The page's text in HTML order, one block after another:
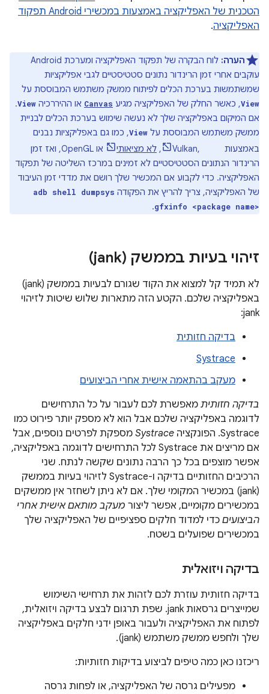
הטכנית של האפליקציה באמצעות במכשירי Android תפקוד
האפליקציה.
הערה:
לוח הבקרה של תפקוד האפליקציה ומערכת Android
עוקבים אחרי זמן הרינדור נתונים סטטיסטיים לגבי אפליקציות
שמשתמשות בערכת הכלים לפיתוח ממשק משתמש המבוססת על
View, כאשר החלק של האפליקציה מגיע Canvas או ההיררכיה View
.
אם המיקום באפליקציה שלך לא נעשה שימוש בערכת הכלים לבניית
ממשק משתמש המבוססת על View, כמו גם באפליקציות נבנים
באמצעות Vulkan,
, לא מציאותי
או OpenGL, ואז זמן
הרינדור הנתונים הסטטיסטיים לא זמינים במרכז השליטה של תפקוד
האפליקציה. כדי לקבוע אם המכשיר שלך רושם את מדדי זמן העיבוד
של האפליקציה, צריך להריץ את הפקודה adb shell dumpsys
gfxinfo <package name>
.
זיהוי בעיות בממשק (jank)
לא תמיד קל למצוא את הקוד שגורם לבעיות בממשק (jank)
באפליקציה שלכם. הקטע הזה מתארות שלוש שיטות לזיהוי
jank:
בדיקה חזותית
Systrace
מעקב בהתאמה אישית אחרי הביצועים
בדיקה חזותית מאפשרת לכם לעבור על כל התרחישים
לדוגמה באפליקציה שלכם אבל הוא לא מספק יותר פירוט כמו
Systrace. הפונקציה
Systrace מספקת לפרטים נוספים, אבל
אם מריצים את Systrace לכל התרחישים לדוגמה באפליקציה,
אפשר מוצפים בכל כך הרבה נתונים שקשה לנתח. שני
הרכיבים החזותיים בדיקה ו-Systrace לזיהוי בעיות בממשק
(jank) במכשיר המקומי שלך. אם לא ניתן לשחזר אין ממשקים
במכשירים מקומיים, אפשר ליצור מעקב מותאם אישית אחרי
הביצועים כדי למדוד חלקים ספציפיים של האפליקציה שלך
במכשירים שפועלים בשטח.
בדיקה ויזואלית
בדיקה חזותית עוזרת לכם לזהות את תרחישי השימוש
שמייצרים גרסאות jank. שפת תרגום לבצע בדיקה ויזואלית,
לפתוח את האפליקציה ולעבור באופן ידני חלקים באפליקציה
שלך ולחפש ממשק משתמש (jank).
ריכזנו כאן כמה טיפים לביצוע בדיקות חזותיות:
מפעילים גרסה של האפליקציה, או לפחות גרסה